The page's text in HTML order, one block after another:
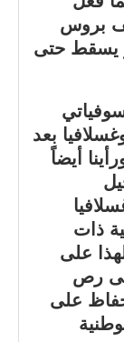
بروس
يسقط حتى
بعد
أيضاً
ذات
على
رص
على